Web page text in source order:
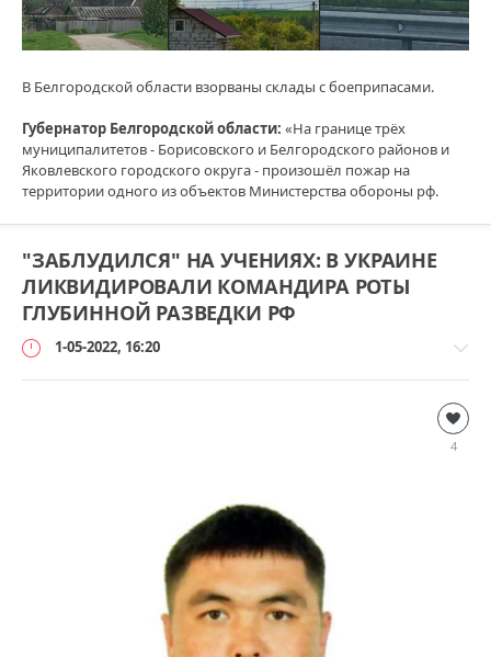
В Белгородской области взорваны склады с боеприпасами.
Губернатор Белгородской области: «На границе трёх
муниципалитетов - Борисовского и Белгородского районов и
Яковлевского городского округа - произошёл пожар на
территории одного из объектов Министерства обороны рф.
"ЗАБЛУДИЛСЯ" НА УЧЕНИЯХ: В УКРАИНЕ
ЛИКВИДИРОВАЛИ КОМАНДИРА РОТЫ
ГЛУБИННОЙ РАЗВЕДКИ РФ
1-05-2022, 16:20
4